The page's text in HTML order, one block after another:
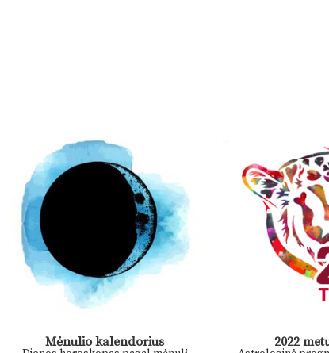
Mėnulio kalendorius 2022